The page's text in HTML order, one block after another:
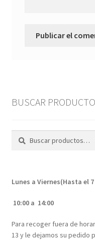
BUSCAR PRODUCTO
Buscar
Buscar
Lunes a Viernes(Hasta el
10:00 a 14:00
Para recoger fuera de
13 y le dejamos su pedido